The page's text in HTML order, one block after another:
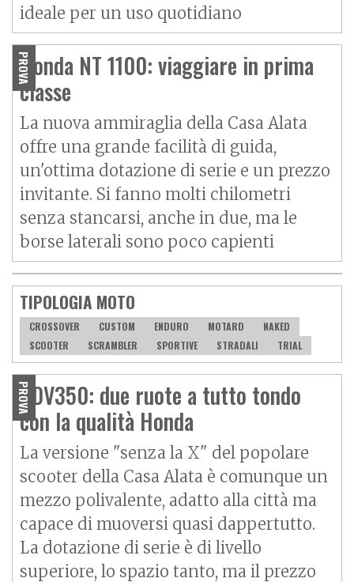
ideale per un uso quotidiano
PROVA
Honda NT 1100: viaggiare in prima
classe
La nuova ammiraglia della Casa Alata
offre una grande facilità di guida,
un'ottima dotazione di serie e un prezzo
invitante. Si fanno molti chilometri
senza stancarsi, anche in due, ma le
borse laterali sono poco capienti
TIPOLOGIA MOTO
CROSSOVER CUSTOM ENDURO MOTARD
NAKED
SCOOTER
SCRAMBLER SPORTIVE STRADALI TRIAL
PROVA
ADV350: due ruote a tutto tondo
con la qualità Honda
La versione "senza la X" del popolare
scooter della Casa Alata è comunque un
mezzo polivalente, adatto alla città ma
capace di muoversi quasi dappertutto.
La dotazione di serie è di livello
superiore, lo spazio tanto, ma il prezzo